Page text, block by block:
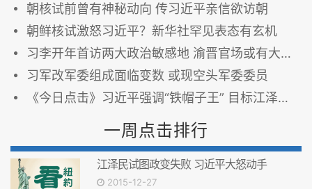
朝核试前曾有神秘动向 传习近平亲信欲访朝
朝鲜核试激怒习近平？新华社罕见表态有玄机
习李开年首访两大政治敏感地 渝晋官场或有大变动
习军改军委组成面临变数 或现空头军委委员
《今日点击》习近平强调“铁帽子王” 目标江泽民 曾庆红
一周点击排行
江泽民试图政变失败 习近平大怒动手
2015-12-27